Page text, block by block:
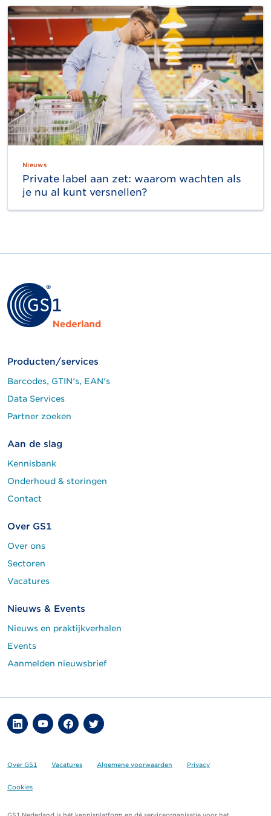
Nieuws
Private label aan zet: waarom wachten als
je nu al kunt versnellen?
Producten/services
Barcodes, GTIN's, EAN's
Data Services
Partner zoeken
Aan de slag
Kennisbank
Onderhoud & storingen
Contact
Over GS1
Over ons
Sectoren
Vacatures
Nieuws & Events
Nieuws en praktijkverhalen
Events
Aanmelden nieuwsbrief
Over GS1 Vacatures Algemene voorwaarden Privacy
Cookies